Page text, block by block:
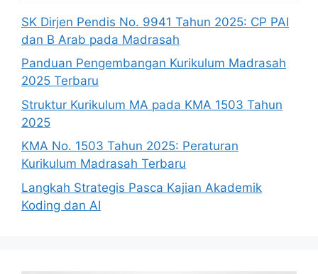
SK Dirjen Pendis No. 9941 Tahun 2025: CP PAI
dan B Arab pada Madrasah
Panduan Pengembangan Kurikulum Madrasah
2025 Terbaru
Struktur Kurikulum MA pada KMA 1503 Tahun
2025
KMA No. 1503 Tahun 2025: Peraturan
Kurikulum Madrasah Terbaru
Langkah Strategis Pasca Kajian Akademik
Koding dan AI